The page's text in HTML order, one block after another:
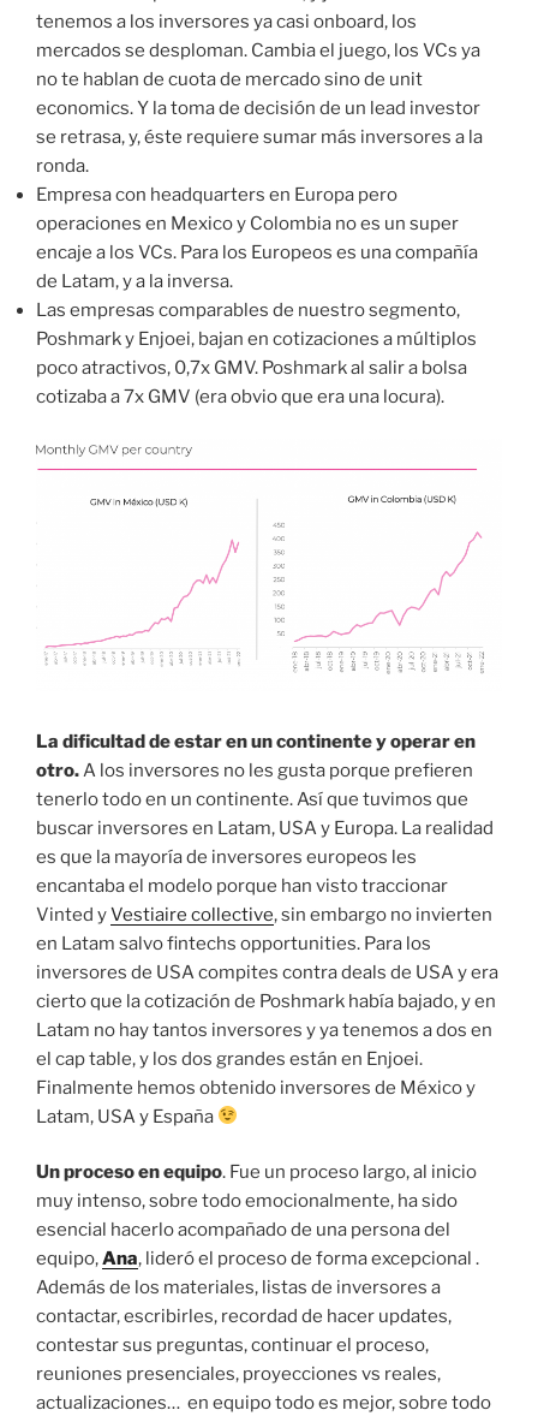
tenemos a los inversores ya casi onboard, los
mercados se desploman. Cambia el juego, los VCs ya
no te hablan de cuota de mercado sino de unit
economics. Y la toma de decisión de un lead investor
se retrasa, y, éste requiere sumar más inversores a la
ronda.
Empresa con headquarters en Europa pero
operaciones en Mexico y Colombia no es un super
encaje a los VCs. Para los Europeos es una compañía
de Latam, y a la inversa.
Las empresas comparables de nuestro segmento,
Poshmark y Enjoei, bajan en cotizaciones a múltiplos
poco atractivos, 0,7x GMV. Poshmark al salir a bolsa
cotizaba a 7x GMV (era obvio que era una locura).
La dificultad de estar en un continente y operar en
otro.A los inversores no les gusta porque prefieren
tenerlo todo en un continente. Así que tuvimos que
buscar inversores en Latam, USA y Europa. La realidad
es que la mayoría de inversores europeos les
encantaba el modelo porque han visto traccionar
Vinted yVestiaire collective, sin embargo no invierten
en Latam salvo fintechs opportunities. Para los
inversores de USA compites contra deals de USA y era
cierto que la cotización de Poshmark había bajado, y en
Latam no hay tantos inversores y ya tenemos a dos en
el cap table, y los dos grandes están en Enjoei.
Finalmente hemos obtenido inversores de México y
Latam, USA y España
Un proceso en equipo. Fue un proceso largo, al inicio
muy intenso, sobre todo emocionalmente, ha sido
esencial hacerlo acompañado de una persona del
equipo,Ana, lideró el proceso de forma excepcional .
Además de los materiales, listas de inversores a
contactar, escribirles, recordad de hacer updates,
contestar sus preguntas, continuar el proceso,
reuniones presenciales, proyecciones vs reales,
actualizaciones… en equipo todo es mejor, sobre todo